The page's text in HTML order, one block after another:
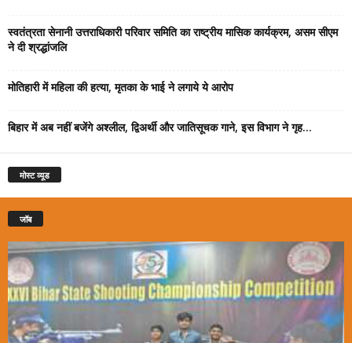
स्वतंत्रता सेनानी उत्तराधिकारी परिवार समिति का राष्ट्रीय मासिक कार्यक्रम, असम सीएम
ने दी श्रद्धांजलि
मोतिहारी में महिला की हत्या, मृतका के भाई ने लगाये ये आरोप
बिहार में अब नहीं बजेंगे अश्लील, द्विअर्थी और जातिसूचक गाने, इस विभाग ने गृह...
मोस्ट व्यूड
जॉब